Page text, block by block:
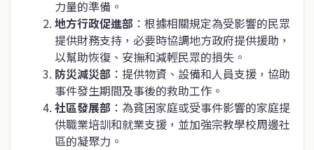
力量的準備。
地方行政促進部 ：根據相關規定為受影響的民眾
提供財務支持，必要時協調地方政府提供援助，
以幫助恢復、安撫和減輕民眾的損失。
防災減災部 ：提供物資、設備和人員支援，協助
事件發生期間及事後的救助工作。
社區發展部 ：為貧困家庭或受事件影響的家庭提
供職業培訓和就業支援，並加強宗教學校周邊社
區的凝聚力。